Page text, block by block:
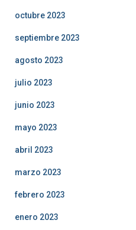
octubre 2023
septiembre 2023
agosto 2023
julio 2023
junio 2023
mayo 2023
abril 2023
marzo 2023
febrero 2023
enero 2023